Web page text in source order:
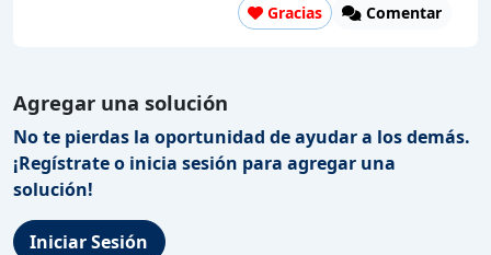
Gracias Comentar
Agregar una solución
No te pierdas la oportunidad de ayudar a los demás.
¡Regístrate o inicia sesión para agregar una
solución!
Iniciar Sesión